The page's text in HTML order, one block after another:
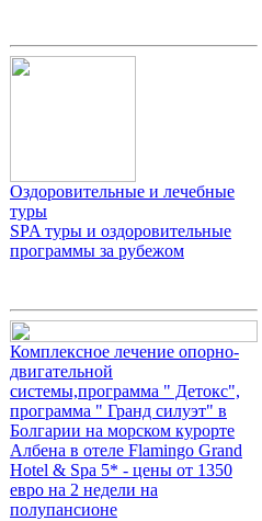
Оздоровительные и лечебные
туры
SPA туры и оздоровительные
программы за рубежом
Комплексное лечение опорно-
двигательной
системы,программа " Детокс",
программа " Гранд силуэт" в
Болгарии на морском курорте
Албена в отеле Flamingo Grand
Hotel & Spa 5* - цены от 1350
евро на 2 недели на
полупансионе